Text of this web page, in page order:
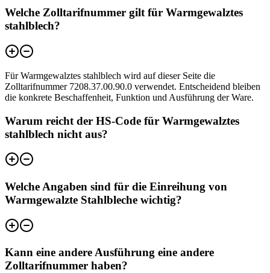
Welche Zolltarifnummer gilt für Warmgewalztes
stahlblech?
Für Warmgewalztes stahlblech wird auf dieser Seite die
Zolltarifnummer 7208.37.00.90.0 verwendet. Entscheidend bleiben
die konkrete Beschaffenheit, Funktion und Ausführung der Ware.
Warum reicht der HS-Code für Warmgewalztes
stahlblech nicht aus?
Welche Angaben sind für die Einreihung von
Warmgewalzte Stahlbleche wichtig?
Kann eine andere Ausführung eine andere
Zolltarifnummer haben?